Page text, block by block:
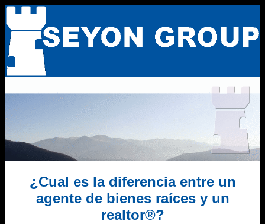
¿Cual es la diferencia entre un
agente de bienes raíces y un
realtor®?